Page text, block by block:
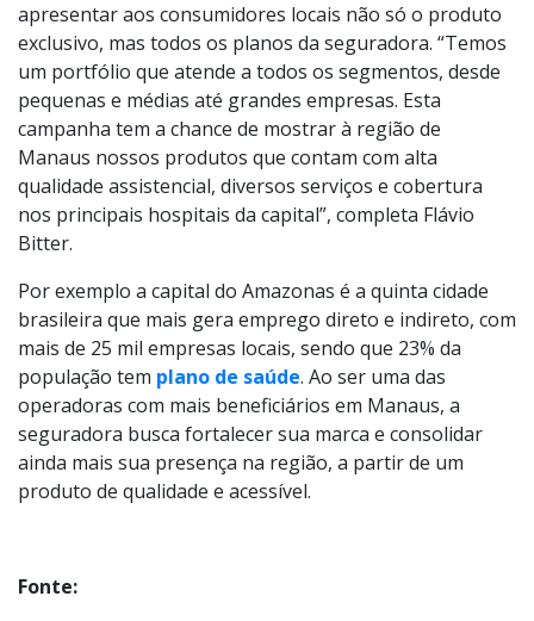
apresentar aos consumidores locais não só o produto
exclusivo, mas todos os planos da seguradora. “Temos
um portfólio que atende a todos os segmentos, desde
pequenas e médias até grandes empresas. Esta
campanha tem a chance de mostrar à região de
Manaus nossos produtos que contam com alta
qualidade assistencial, diversos serviços e cobertura
nos principais hospitais da capital”, completa Flávio
Bitter.
Por exemplo a capital do Amazonas é a quinta cidade
brasileira que mais gera emprego direto e indireto, com
mais de 25 mil empresas locais, sendo que 23% da
população tem plano de saúde. Ao ser uma das
operadoras com mais beneficiários em Manaus, a
seguradora busca fortalecer sua marca e consolidar
ainda mais sua presença na região, a partir de um
produto de qualidade e acessível.
Fonte: